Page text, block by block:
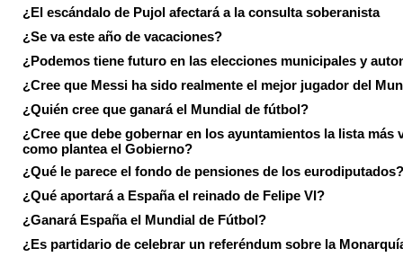
¿El escándalo de Pujol afectará a la consulta soberanista
¿Se va este año de vacaciones?
¿Podemos tiene futuro en las elecciones municipales y
¿Cree que Messi ha sido realmente el mejor jugador del
¿Quién cree que ganará el Mundial de fútbol?
¿Cree que debe gobernar en los ayuntamientos la lista más
como plantea el Gobierno?
¿Qué le parece el fondo de pensiones de los eurodiputados?
¿Qué aportará a España el reinado de Felipe VI?
¿Ganará España el Mundial de Fútbol?
¿Es partidario de celebrar un referéndum sobre la